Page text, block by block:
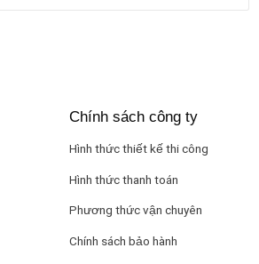
Chính sách công ty
Hình thức thiết kế thi công
Hình thức thanh toán
Phương thức vận chuyên
Chính sách bảo hành